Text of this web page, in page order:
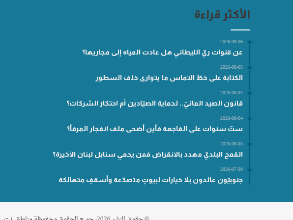
الأكثر قراءة
2026-08-06
عن قنوات ريّ الليطاني هل عادت المياه إلى مجاريها؟
2026-08-05
الكتابة على خطّ التماس ما يتوارى خلف السطور
2026-08-04
قانون الصيد المائيّ.. لحماية الصيّادين أم احتكار الشركات؟
2026-08-04
ستّ سنوات على الفاجعة فأين أضحى ملف انفجار المرفأ؟
2026-08-03
القمح البلديّ مهدد بالانقراض فمن يحمي سنابل لبنان الأخيرة؟
2026-07-30
جنوبيّون عائدون بلا خيارات لبيوتٍ متصدّعة وأسقفٍ متهالكة